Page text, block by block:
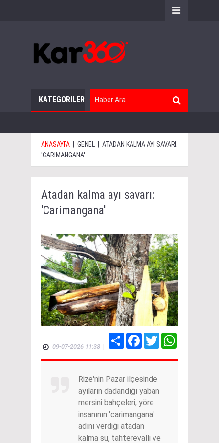
KATEGORILER
ANASAYFA | GENEL | ATADAN KALMA AYI SAVARI:
'CARIMANGANA'
Atadan kalma ayı savarı:
'Carimangana'
09-07-2026 11:38 |
Share FacebookTwitter
Rize'nin Pazar ilçesinde
ayıların dadandığı yaban
mersini bahçeleri, yöre
insanının 'carimangana'
adını verdiği atadan
kalma su, tahterevalli ve